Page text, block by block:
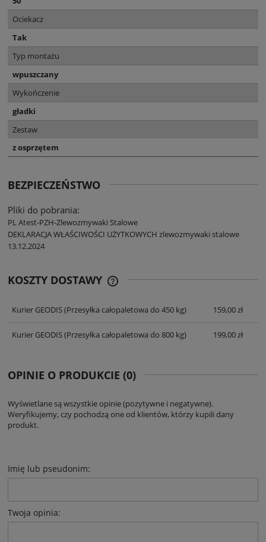
Ociekacz
Tak
Typ montażu
wpuszczany
Wykończenie
gładki
Zestaw
z osprzętem
BEZPIECZEŃSTWO
Pliki do pobrania:
PL Atest-PZH-Zlewozmywaki Stalowe
DEKLARACJA WŁAŚCIWOŚCI UŻYTKOWYCH zlewozmywaki stalowe
13.12.2024
KOSZTY DOSTAWY
Kurier GEODIS(Przesyłka całopaletowa do 450 kg) 159,00 zł
Kurier GEODIS(Przesyłka całopaletowa do 800 kg) 199,00 zł
OPINIE O PRODUKCIE (0)
Wyświetlane są wszystkie opinie (pozytywne i negatywne).
Weryfikujemy, czy pochodzą one od klientów, którzy kupili dany
produkt.
Imię lub pseudonim:
Twoja opinia: